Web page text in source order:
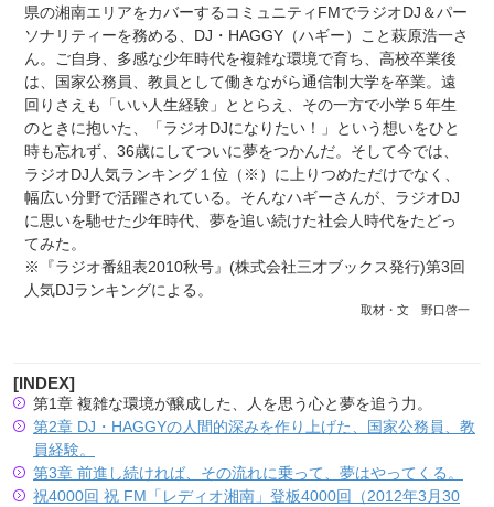
県の湘南エリアをカバーするコミュニティFMでラジオDJ＆パー
ソナリティーを務める、DJ・HAGGY（ハギー）こと萩原浩一さ
ん。ご自身、多感な少年時代を複雑な環境で育ち、高校卒業後
は、国家公務員、教員として働きながら通信制大学を卒業。遠
回りさえも「いい人生経験」ととらえ、その一方で小学５年生
のときに抱いた、「ラジオDJになりたい！」という想いをひと
時も忘れず、36歳にしてついに夢をつかんだ。そして今では、
ラジオDJ人気ランキング１位（※）に上りつめただけでなく、
幅広い分野で活躍されている。そんなハギーさんが、ラジオDJ
に思いを馳せた少年時代、夢を追い続けた社会人時代をたどっ
てみた。
※『ラジオ番組表2010秋号』(株式会社三才ブックス発行)第3回
人気DJランキングによる。
取材・文 野口啓一
[INDEX]
第1章 複雑な環境が醸成した、人を思う心と夢を追う力。
第2章 DJ・HAGGYの人間的深みを作り上げた、国家公務員、教
員経験。
第3章 前進し続ければ、その流れに乗って、夢はやってくる。
祝4000回 祝 FM「レディオ湘南」登板4000回（2012年3月30